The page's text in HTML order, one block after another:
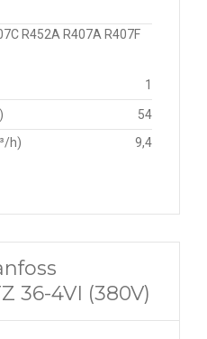
R452A R407A R407F
1
54
h)
9,4
36-4VI (380V)